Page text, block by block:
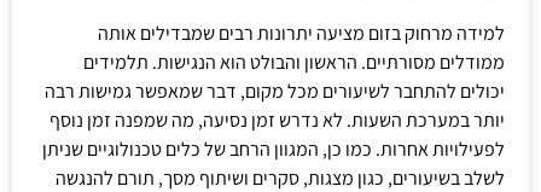
למידה מרחוק בזום מציעה יתרונות רבים שמבדילים אותה
ממודלים מסורתיים. הראשון והבולט הוא הנגישות. תלמידים
יכולים להתחבר לשיעורים מכל מקום, דבר שמאפשר גמישות רבה
יותר במערכת השעות. לא נדרש זמן נסיעה, מה שמפנה זמן נוסף
לפעילויות אחרות. כמו כן, המגוון הרחב של כלים טכנולוגיים שניתן
לשלב בשיעורים, כגון מצגות, סקרים ושיתוף מסך, תורם להנגשה